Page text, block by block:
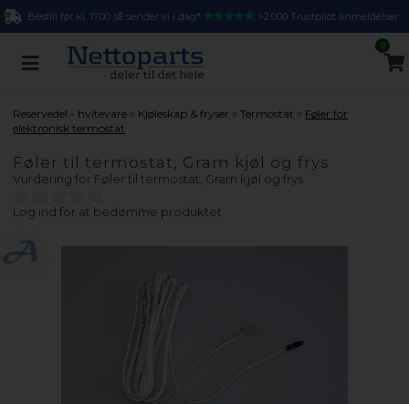
Bestill før kl. 17.00 så sender vi i dag* >2.000 Trustpilot anmeldelser
0
Reservedel - hvitevare » Kjøleskap & fryser »Termostat » Føler for
elektronisk termostat
Føler til termostat, Gram kjøl og frys
Vurdering for Føler til termostat, Gram kjøl og frys
Log ind for at bedømme produktet